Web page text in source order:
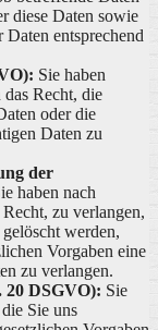
diese Daten sowie
entsprechend
Sie haben
das Recht, die
oder die
Daten zu
der
haben nach
zu verlangen,
werden,
Vorgaben eine
zu verlangen.
DSGVO): Sie
Sie uns